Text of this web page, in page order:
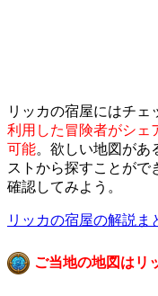
リッカの宿屋にはチェ
利用した冒険者がシェ
可能。欲しい地図があ
ストから探すことがで
確認してみよう。
リッカの宿屋の解説ま
ご当地の地図はリ